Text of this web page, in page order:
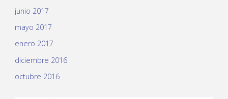
junio 2017
mayo 2017
enero 2017
diciembre 2016
octubre 2016